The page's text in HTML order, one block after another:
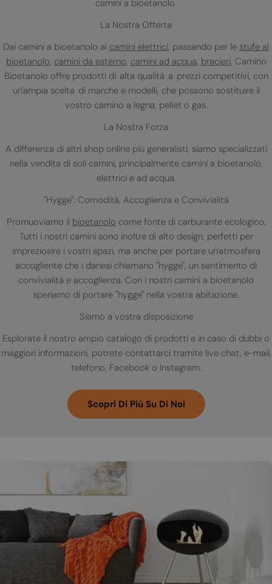
camini a bioetanolo.
La Nostra Offerta
Dai camini a bioetanolo ai camini elettrici, passando per le stufe al
bioetanolo, camini da esterno, camini ad acqua, bracieri, Camino
Bioetanolo offre prodotti di alta qualità a prezzi competitivi, con
un'ampia scelta di marche e modelli, che possono sostituire il
vostro camino a legna, pellet o gas.
La Nostra Forza
A differenza di altri shop online più generalisti, siamo specializzati
nella vendita di soli camini, principalmente camini a bioetanolo,
elettrici e ad acqua.
"Hygge": Comodità, Accoglienza e Convivialità
Promuoviamo il bioetanolo come fonte di carburante ecologico.
Tutti i nostri camini sono inoltre di alto design, perfetti per
impreziosire i vostri spazi, ma anche per portare un'atmosfera
accogliente che i danesi chiamano "hygge", un sentimento di
convivialità e accoglienza. Con i nostri camini a bioetanolo
speriamo di portare "hygge" nella vostra abitazione.
Siamo a vostra disposizione
Esplorate il nostro ampio catalogo di prodotti e in caso di dubbi o
maggiori informazioni, potrete contattarci tramite live chat, e-mail,
telefono, Facebook o Instagram.
Scopri Di Più Su Di Noi